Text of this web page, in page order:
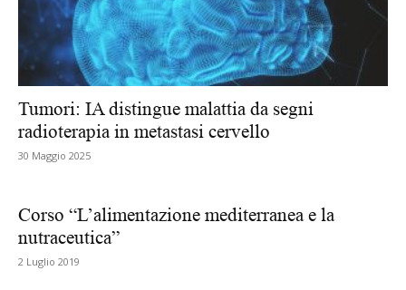
Tumori: IA distingue malattia da segni
radioterapia in metastasi cervello
30 Maggio 2025
Corso “L’alimentazione mediterranea e la
nutraceutica”
2 Luglio 2019